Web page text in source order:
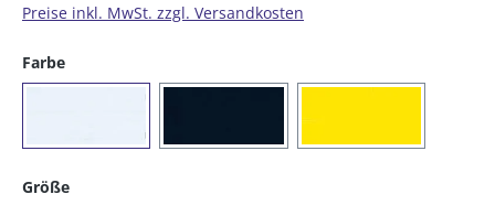
Preise inkl. MwSt. zzgl. Versandkosten
Farbeauswählen
Größeauswählen